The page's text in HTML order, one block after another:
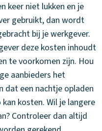
keer niet lukken en je
gebruikt, dan wordt
bij je werkgever.
deze kosten inhoudt
te voorkomen zijn. Hou
aanbieders het
dat een nachtje opladen
kosten. Wil je langere
Controleer dan altijd